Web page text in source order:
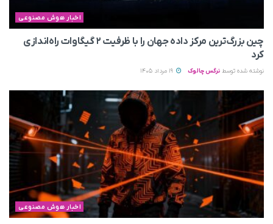
اخبار هوش مصنوعی
چین بزرگ‌ترین مرکز داده جهان را با ظرفیت ۲ گیگاوات راه‌اندازی
کرد
نوشته شده توسط نرگس چالوک
اخبار هوش مصنوعی